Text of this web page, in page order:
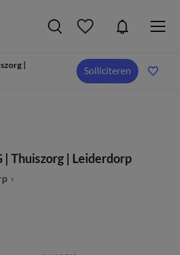
|
Solliciteren
| Thuiszorg | Leiderdorp